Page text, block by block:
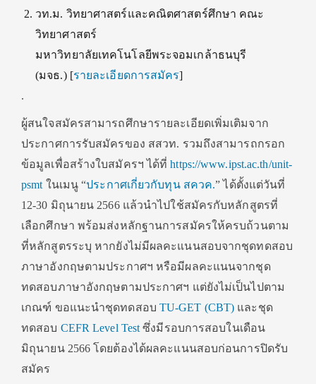
วท.ม. วิทยาศาสตร์และคณิตศาสตร์ศึกษา คณะ
วิทยาศาสตร์
มหาวิทยาลัยเทคโนโลยีพระจอมเกล้าธนบุรี
(มจธ.) [รายละเอียดการสมัคร]
.
ผู้สนใจสมัครสามารถศึกษารายละเอียดเพิ่มเติมจาก
ประกาศการรับสมัครของ สสวท. รวมถึงสามารถกรอก
ข้อมูลเพื่อสร้างใบสมัครฯ ได้ที่https://www.ipst.ac.th/unit-
psmt ในเมนู “ประกาศเกี่ยวกับทุน สควค.” ได้ตั้งแต่วันที่
12-30 มิถุนายน 2566 แล้วนำไปใช้สมัครกับหลักสูตรที่
เลือกศึกษา พร้อมส่งหลักฐานการสมัครให้ครบถ้วนตาม
ที่หลักสูตรระบุ หากยังไม่มีผลคะแนนสอบจากชุดทดสอบ
ภาษาอังกฤษตามประกาศฯ หรือมีผลคะแนนจากชุด
ทดสอบภาษาอังกฤษตามประกาศฯ แต่ยังไม่เป็นไปตาม
เกณฑ์ ขอแนะนำชุดทดสอบ TU-GET (CBT) และชุด
ทดสอบ CEFR Level Test ซึ่งมีรอบการสอบในเดือน
มิถุนายน 2566 โดยต้องได้ผลคะแนนสอบก่อนการปิดรับ
สมัคร